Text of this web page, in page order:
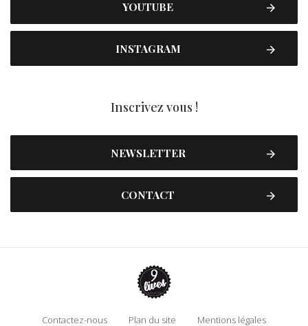
YOUTUBE
INSTAGRAM
Inscrivez vous !
NEWSLETTER
CONTACT
Contactez-nous Plan du site Mentions légales